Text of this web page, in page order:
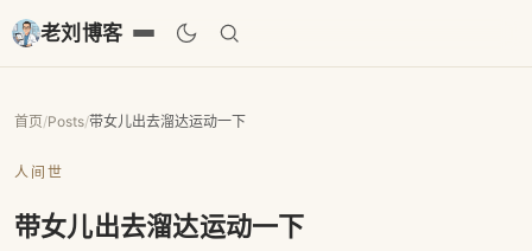
老刘博客
首页/Posts/带女儿出去溜达运动一下
人间世
带女儿出去溜达运动一下